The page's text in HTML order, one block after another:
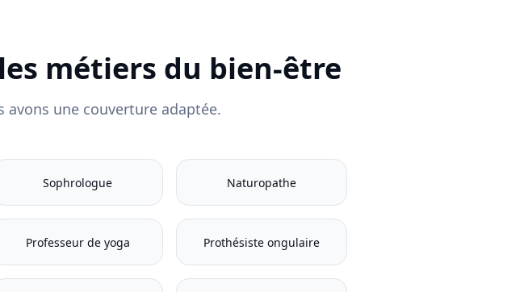
métiers du bien-être
une couverture adaptée.
Sophrologue Naturopathe
Professeur de yoga Prothésiste ongulaire